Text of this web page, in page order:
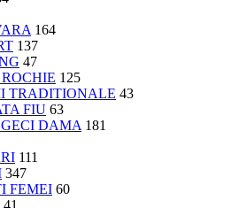
164
137
47
125
TRADITIONALE 43
FIU 63
DAMA 181
111
347
FEMEI 60
41